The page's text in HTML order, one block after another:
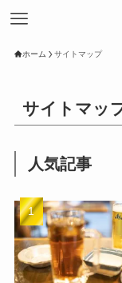
ホーム サイトマップ
サイトマッ
人気記事